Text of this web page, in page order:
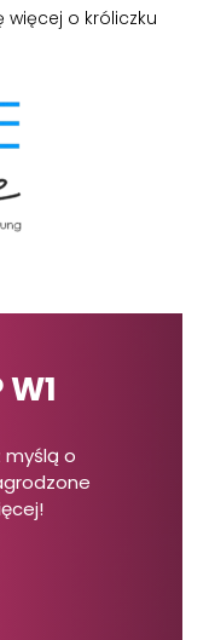
więcej o króliczku
myślą o